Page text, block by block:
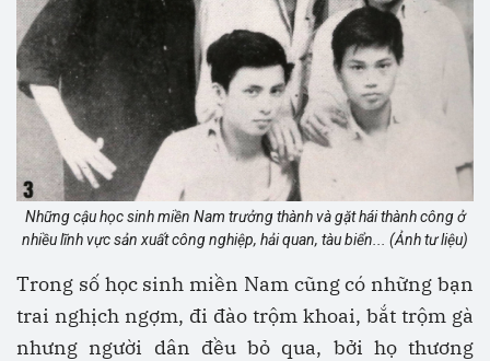
Những cậu học sinh miền Nam trưởng thành và gặt hái thành công ở
nhiều lĩnh vực sản xuất công nghiệp, hải quan, tàu biển... (Ảnh tư liệu)
Trong số học sinh miền Nam cũng có những bạn
trai nghịch ngợm, đi đào trộm khoai, bắt trộm gà
nhưng người dân đều bỏ qua, bởi họ thương